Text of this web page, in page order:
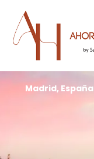
Madrid, España